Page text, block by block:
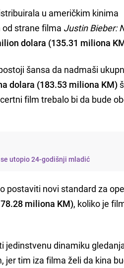
u američkim kinima
od strane filma Justin Bieber:
dolara (135.31 miliona
šansa da nadmaši
dolara (183.53 miliona KM)
film trebalo bi da bude
utopio 24-godišnji mladić
postaviti novi standard za
miliona KM), koliko je
jedinstvenu dinamiku
tim iza filma želi da kina